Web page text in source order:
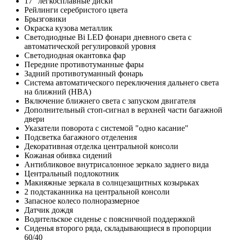
Рейлинги серебристого цвета
Брызговики
Окраска кузова металлик
Светодиодные Bi LED фонари дневного света с
автоматической регулировкой уровня
Светодиодная окантовка фар
Передние противотуманные фары
Задний противотуманный фонарь
Система автоматического переключения дальнего света
на ближний (HBA)
Включение ближнего света с запуском двигателя
Дополнительный стоп-сигнал в верхней части багажной
двери
Указатели поворота с системой "одно касание"
Подсветка багажного отделения
Декоративная отделка центральной консоли
Кожаная обивка сидений
Антибликовое внутрисалонное зеркало заднего вида
Центральный подлокотник
Макияжные зеркала в солнцезащитных козырьках
2 подстаканника на центральной консоли
Запасное колесо полноразмерное
Датчик дождя
Водительское сиденье с поясничной поддержкой
Сиденья второго ряда, складывающиеся в пропорции
60/40